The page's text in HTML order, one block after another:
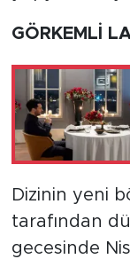
GÖRKEMLİ
Dizinin yeni
tarafından
gecesinde